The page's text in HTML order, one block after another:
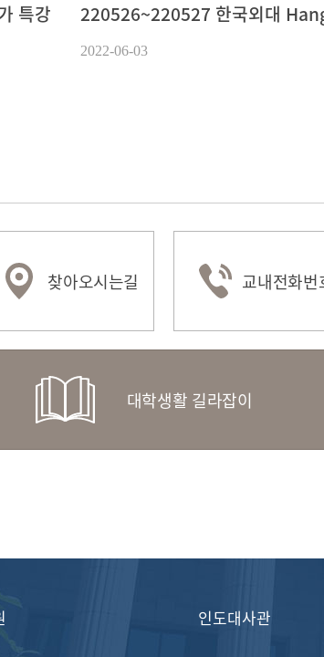
특강 220526~220527 한국외대
2022-06-03
찾아오시는길 교내전화번
대학생활 길라잡이
종합정보시스템
인도대사관